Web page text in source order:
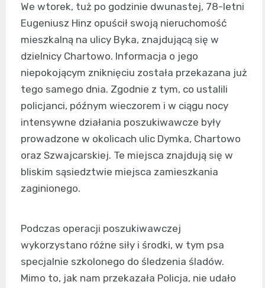
We wtorek, tuż po godzinie dwunastej, 78-letni
Eugeniusz Hinz opuścił swoją nieruchomość
mieszkalną na ulicy Byka, znajdującą się w
dzielnicy Chartowo. Informacja o jego
niepokojącym zniknięciu została przekazana już
tego samego dnia. Zgodnie z tym, co ustalili
policjanci, późnym wieczorem i w ciągu nocy
intensywne działania poszukiwawcze były
prowadzone w okolicach ulic Dymka, Chartowo
oraz Szwajcarskiej. Te miejsca znajdują się w
bliskim sąsiedztwie miejsca zamieszkania
zaginionego.
Podczas operacji poszukiwawczej
wykorzystano różne siły i środki, w tym psa
specjalnie szkolonego do śledzenia śladów.
Mimo to, jak nam przekazała Policja, nie udało